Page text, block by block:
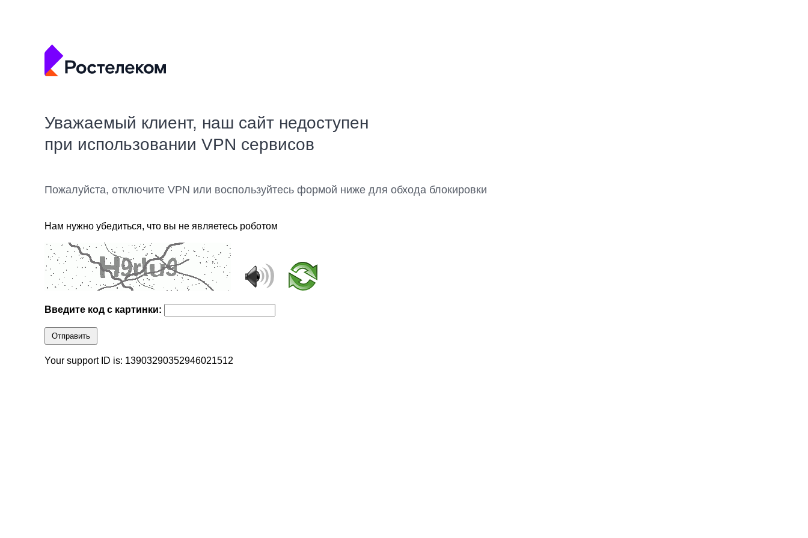
Уважаемый клиент, наш сайт недоступен
при использовании VPN сервисов
Пожалуйста, отключите VPN или воспользуйтесь формой ниже для обхода блокировки
Нам нужно убедиться, что вы не являетесь роботом
Введите код с картинки:
Отправить
Your support ID is: 13903290352946021512